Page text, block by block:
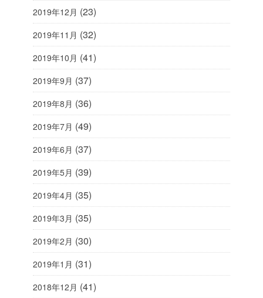
2019年12月 (23)
2019年11月 (32)
2019年10月 (41)
2019年9月 (37)
2019年8月 (36)
2019年7月 (49)
2019年6月 (37)
2019年5月 (39)
2019年4月 (35)
2019年3月 (35)
2019年2月 (30)
2019年1月 (31)
2018年12月 (41)